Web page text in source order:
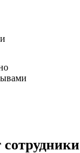
сотрудники